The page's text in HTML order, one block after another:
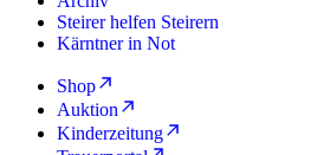
Steirer helfen Steirern
Kärntner in Not
Shop
Auktion
Kinderzeitung